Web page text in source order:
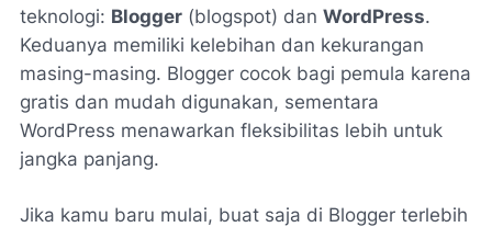
teknologi: Blogger (blogspot) dan WordPress.
Keduanya memiliki kelebihan dan kekurangan
masing-masing. Blogger cocok bagi pemula karena
gratis dan mudah digunakan, sementara
WordPress menawarkan fleksibilitas lebih untuk
jangka panjang.
Jika kamu baru mulai, buat saja di Blogger terlebih